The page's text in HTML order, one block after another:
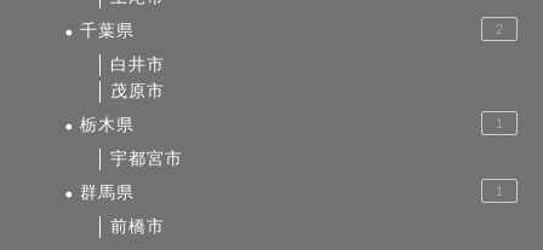
千葉県
2
白井市
茂原市
栃木県
1
宇都宮市
群馬県
1
前橋市